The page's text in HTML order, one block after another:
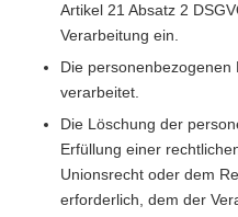
Artikel 21 Absatz 2
Verarbeitung ein.
Die
verarbeitet.
Die Löschung der
Erfüllung einer
Unionsrecht oder dem
erforderlich, dem der